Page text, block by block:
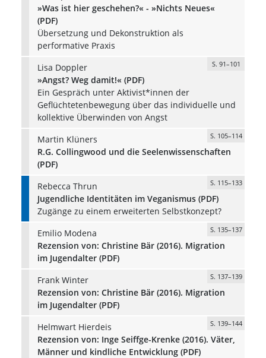
»Was ist hier geschehen?« - »Nichts Neues«
(PDF)
Übersetzung und Dekonstruktion als
performative Praxis
Lisa Doppler
S. 91–101
»Angst? Weg damit!« (PDF)
Ein Gespräch unter Aktivist*innen der
Geflüchtetenbewegung über das individuelle und
kollektive Überwinden von Angst
Martin Klüners
S. 105–114
R.G. Collingwood und die Seelenwissenschaften
(PDF)
Rebecca Thrun
S. 115–133
Jugendliche Identitäten im Veganismus (PDF)
Zugänge zu einem erweiterten Selbstkonzept?
Emilio Modena
S. 135–137
Rezension von: Christine Bär (2016). Migration
im Jugendalter (PDF)
Frank Winter
S. 137–139
Rezension von: Christine Bär (2016). Migration
im Jugendalter (PDF)
Helmwart Hierdeis
S. 139–144
Rezension von: Inge Seiffge-Krenke (2016). Väter,
Männer und kindliche Entwicklung (PDF)